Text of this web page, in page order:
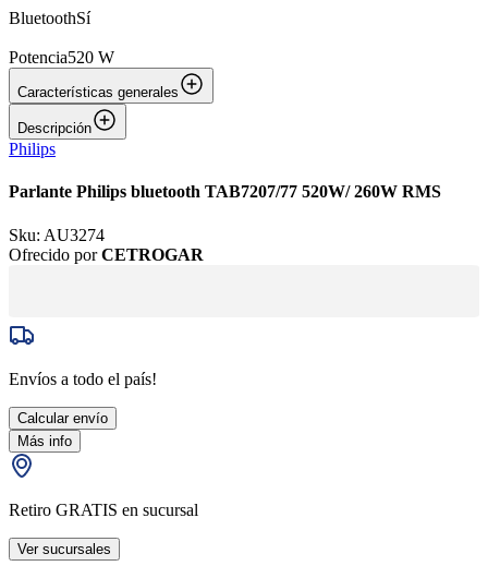
BluetoothSí
Potencia520 W
Características generales
Descripción
Philips
Parlante Philips bluetooth TAB7207/77 520W/ 260W RMS
Sku: AU3274
Ofrecido porCETROGAR
Envíos a todo el país!
Calcular envío
Más info
Retiro GRATIS en sucursal
Ver sucursales